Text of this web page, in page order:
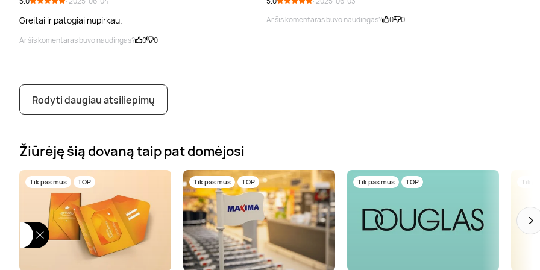
Greitai ir patogiai nupirkau.
Ar šis komentaras buvo naudingas? 0 0
Ar šis komentaras buvo naudingas?
0 0
Rodyti daugiau atsiliepimų
Žiūrėję šią dovaną taip pat domėjosi
Tik pas mus TOP Tik pas mus TOP Tik pas mus TOP Tik